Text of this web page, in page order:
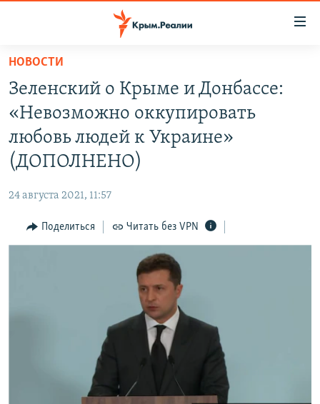
Вернуться
основному
содержанию
Вернутся
главной
Вернутся
поиску
ГРУЗ 200
КАРТА ВОЕННЫХ ОБЪЕКТОВ КРЫМА
ВОДА
ИСТОРИЯ
ИНТЕРАКТИВ
ИНФОГРАФИКА
СОВЕТЫ ПРАВОЗАЩИТНИКОВ
ПОБЕДИТЕЛЕЙ НЕ СУДЯТ?
КРЫМ.НЕПОКОРЕННЫЙ
РАДІО СВОБОДА
КАК ОБОЙТИ БЛОКИРОВКУ
НОВОСТИ
Зеленский о Крыме и Донбассе:
«Невозможно оккупировать
любовь людей к Украине»
(ДОПОЛНЕНО)
24 августа 2021, 11:57
Поделиться Читать без VPN